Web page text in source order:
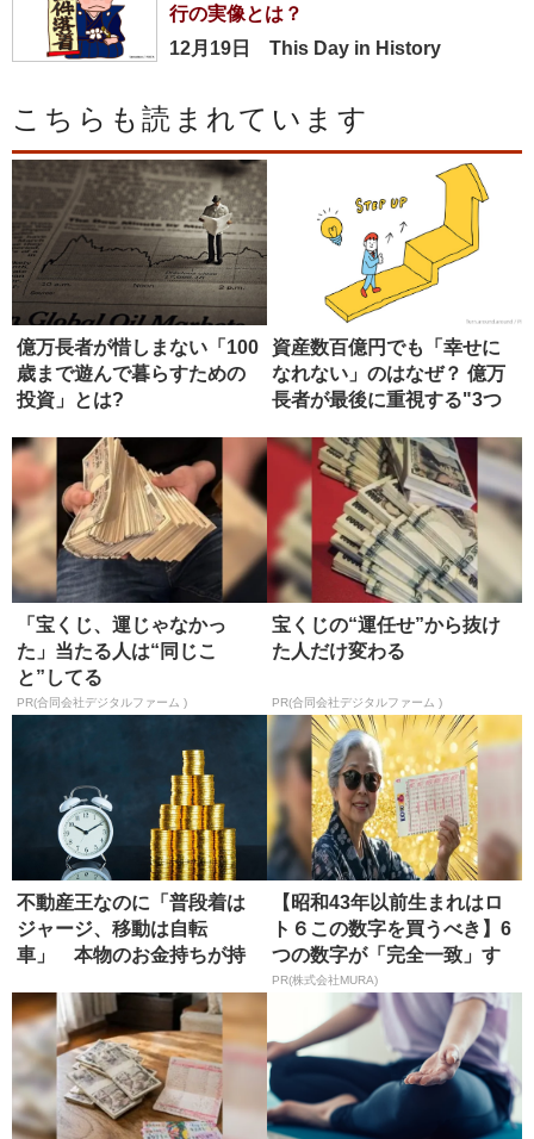
行の実像とは？
12月19日 This Day in History
こちらも読まれています
億万長者が惜しまない「100
歳まで遊んで暮らすための
投資」とは?
資産数百億円でも「幸せに
なれない」のはなぜ？ 億万
長者が最後に重視する"3つ
「宝くじ、運じゃなかっ
た」当たる人は“同じこ
と”してる
PR(合同会社デジタルファーム )
宝くじの“運任せ”から抜け
た人だけ変わる
PR(合同会社デジタルファーム )
不動産王なのに「普段着は
ジャージ、移動は自転
車」 本物のお金持ちが持
【昭和43年以前生まれはロ
ト６この数字を買うべき】6
つの数字が「完全一致」す
る方...
PR(株式会社MURA)